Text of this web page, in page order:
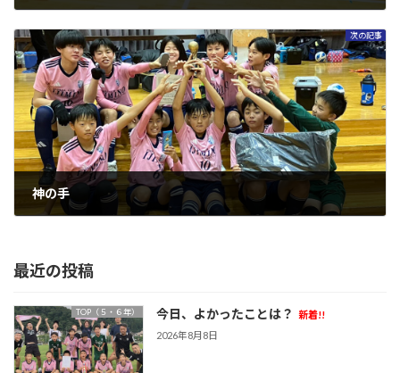
次の記事
神の手
最近の投稿
TOP（５・６年） 今日、よかったことは？
新着!!
2026年8月8日